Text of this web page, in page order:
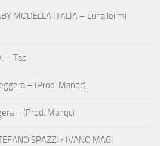
MODELLA ITALIA – Luna lei mi
– Tao
– (Prod. Manqc)
– (Prod. Manqc)
SPAZZI / IVANO MAGI